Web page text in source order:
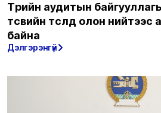
Төрийн аудитын
төсвийн төсөлд олон
байна
Дэлгэрэнгүй